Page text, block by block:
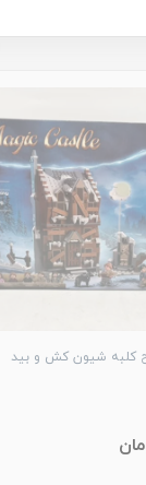
کلبه شیون کش و بید